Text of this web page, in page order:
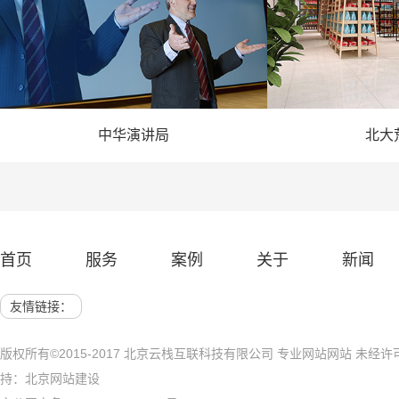
网站建设 展示网站
中华演讲局 北大
首页 服务 案例 关于 新闻
友情链接：
版权所有©2015-2017 北京云栈互联科技有限公司 专业网站网站 未经许
持： 北京网站建设